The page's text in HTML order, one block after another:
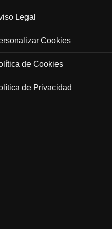
Legal
Cookies
de Cookies
de Privacidad